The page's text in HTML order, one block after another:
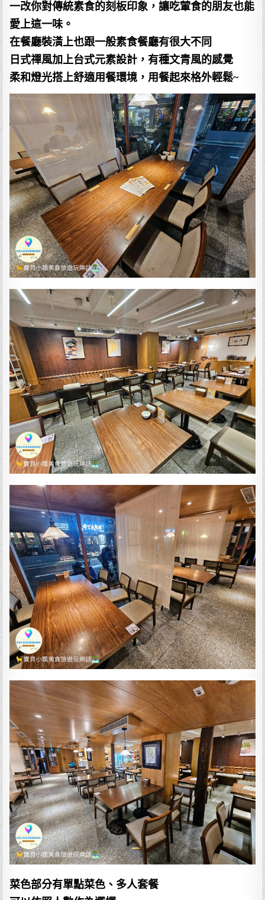
一改你對傳統素食的刻板印象，讓吃葷食的朋友也能
愛上這一味。
在餐廳裝潢上也跟一般素食餐廳有很大不同
日式禪風加上台式元素設計，有種文青風的感覺
柔和燈光搭上舒適用餐環境，用餐起來格外輕鬆~
菜色部分有單點菜色、多人套餐